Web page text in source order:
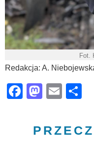
Fot.
Redakcja: A.
Facebook
Email